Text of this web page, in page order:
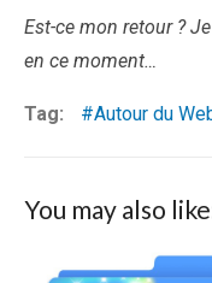
Est-ce mon retour ?
en ce moment…
Tag: Autour du
You may also